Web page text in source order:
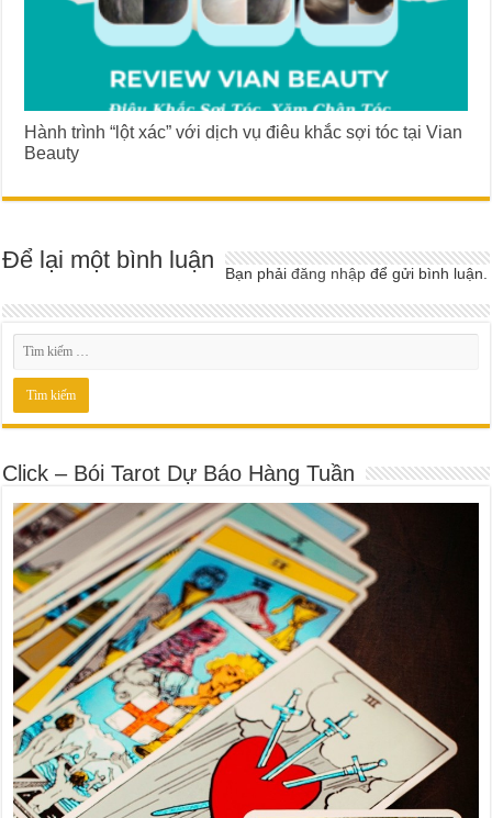
Hành trình “lột xác” với dịch vụ điêu khắc sợi tóc tại Vian
Beauty
Để lại một bình luận Bạn phảiđăng nhập để gửi bình luận.
Click – Bói Tarot Dự Báo Hàng Tuần